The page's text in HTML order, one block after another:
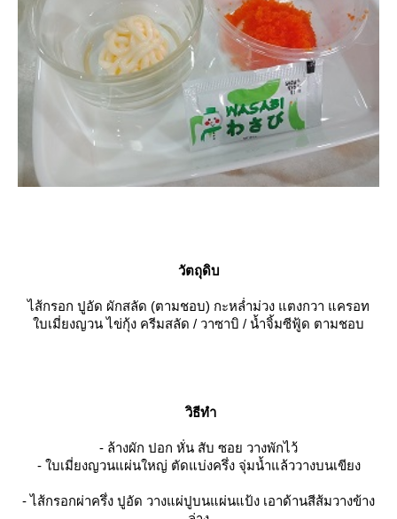
วัตถุดิบ
ไส้กรอก ปูอัด ผักสลัด (ตามชอบ) กะหล่ำม่วง แตงกวา แครอท
บเมี่ยงญวน ไข่กุ้ง ครีมสลัด / วาซาบิ / น้ำจิ้มซีฟู้ด ตามชอบ
วิธีทำ
- ล้างผัก ปอก หั่น สับ ซอย วางพักไว้
- ใบเมี่ยงญวนแผ่นใหญ่ ตัดแบ่งครึ่ง จุ่มน้ำแล้ววางบนเขียง
- ไส้กรอกผ่าครึ่ง ปูอัด วางแผ่ปูบนแผ่นแป้ง เอาด้านสีส้มวางข้าง